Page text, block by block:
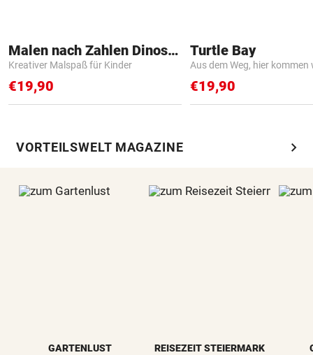
Malen nach Zahlen Dinosaurier
Kreativer Malspaß für Kinder
€19,90
Turtle Bay
Aus dem Weg, hier kommen
€19,90
VORTEILSWELT MAGAZINE chevron_right
GARTENLUST REISEZEIT STEIERMARK